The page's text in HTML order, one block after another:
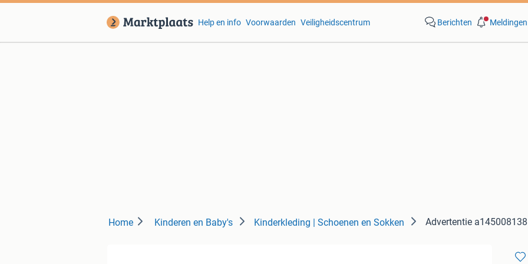
Help en info Voorwaarden Veiligheidscentrum Berichten Meldingen
Home Kinderen en Baby's Kinderkleding | Schoenen en Sokken Advertentie